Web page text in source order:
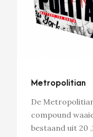
Metropolitian
De
compound
bestaand uit 20